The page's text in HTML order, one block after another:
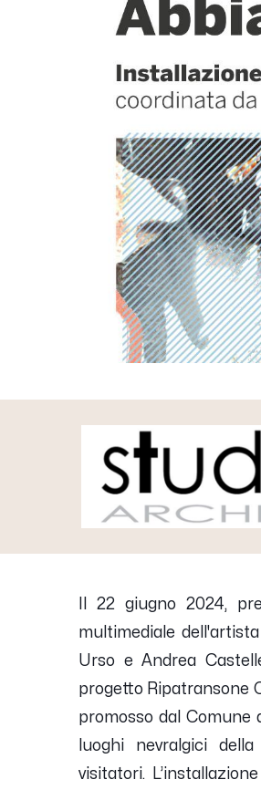
Il 22 giugno 2024,
multimediale
Urso e Andrea
progetto Ripatransone
promosso dal
luoghi nevralgici
visitatori.